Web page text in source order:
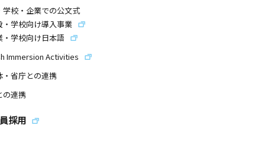
学校・企業での公文式
・学校向け導入事業
・学校向け日本語
Immersion Activities
・省庁との連携
の連携
採用